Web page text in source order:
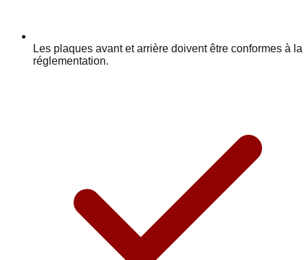
Les plaques avant et arrière doivent être conformes à la
réglementation.